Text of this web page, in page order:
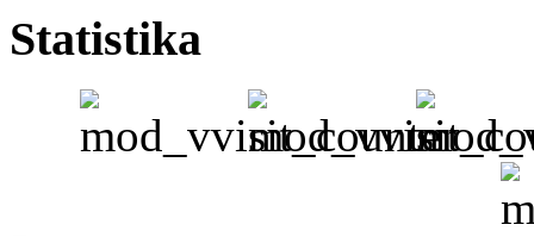
Statistika